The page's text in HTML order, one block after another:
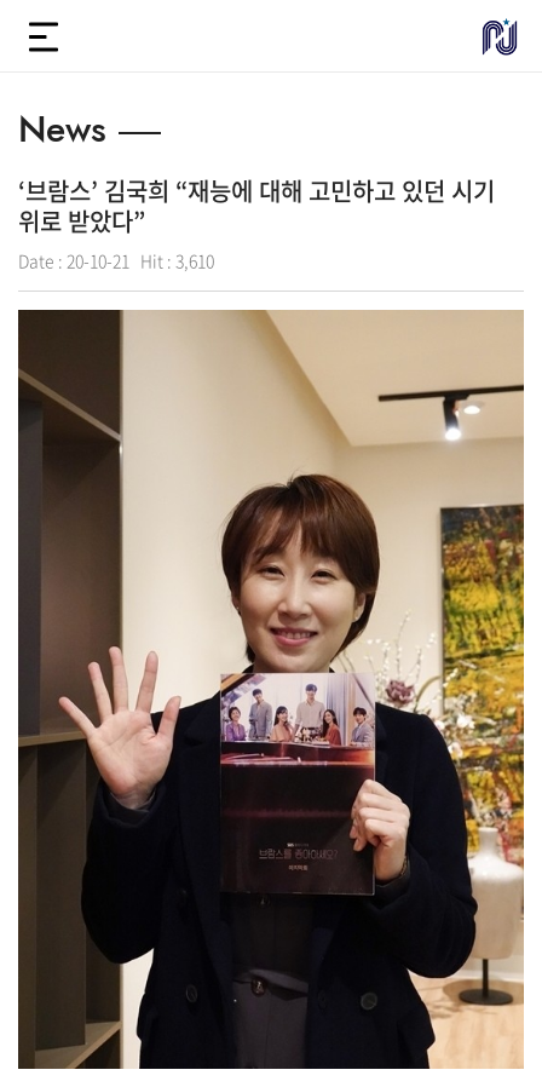
News
‘브람스’ 김국희 “재능에 대해 고민하고 있던 시기
위로 받았다”
Date : 20-10-21 Hit : 3,610